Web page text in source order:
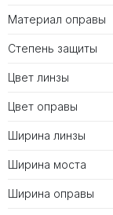
Материал оправы
Степень защиты
Цвет линзы
Цвет оправы
Ширина линзы
Ширина моста
Ширина оправы